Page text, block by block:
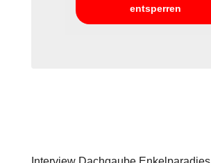
entsperren